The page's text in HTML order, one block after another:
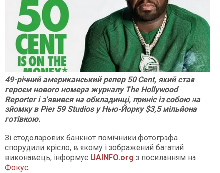
49-річний американський репер 50 Cent, який став
героєм нового номера журналу The Hollywood
Reporter і з'явився на обкладинці, приніс із собою на
зйомку в Pier 59 Studios у Нью-Йорку $3,5 мільйона
готівкою.
Зі стодоларових банкнот помічники фотографа
спорудили крісло, в якому і зображений багатий
виконавець, інформує UAINFO.org з посиланням на
Фокус.